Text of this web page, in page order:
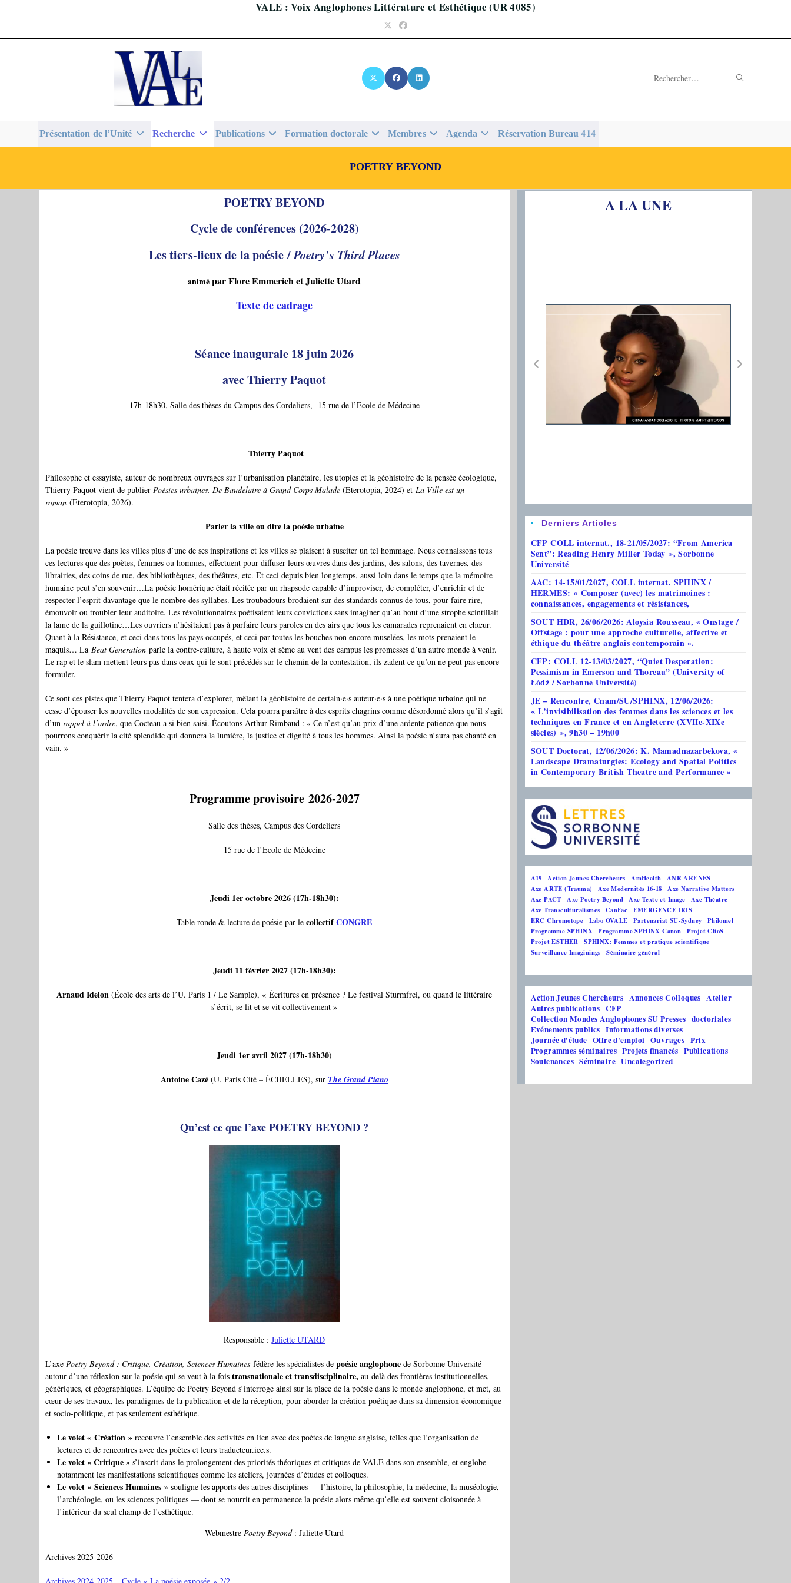
VALE : Voix Anglophones Littérature et Esthétique (UR 4085)
Rechercher
site
Présentation de l’Unité Recherche Publications Formation doctorale Membres Agenda Réservation Bureau 414
POETRY BEYOND
POETRY BEYOND
Cycle de conférences (2026-2028)
Les tiers-lieux de la poésie /Poetry’s Third Places
animépar Flore Emmerich et Juliette Utard
Texte de cadrage
Séance inaugurale 18 juin 2026
avec Thierry Paquot
17h-18h30, Salle des thèses du Campus des Cordeliers, 15 rue de l’Ecole de Médecine
Thierry Paquot
Philosophe et essayiste, auteur de nombreux ouvrages sur l’urbanisation planétaire, les utopies et la géohistoire de la pensée écologique,
Thierry Paquot vient de publier Poésies urbaines. De Baudelaire à Grand Corps Malade(Eterotopia, 2024) et La Ville est un
roman(Eterotopia, 2026).
Parler la ville ou dire la poésie urbaine
La poésie trouve dans les villes plus d’une de ses inspirations et les villes se plaisent à susciter un tel hommage. Nous connaissons tous
ces lectures que des poètes, femmes ou hommes, effectuent pour diffuser leurs œuvres dans des jardins, des salons, des tavernes, des
librairies, des coins de rue, des bibliothèques, des théâtres, etc. Et ceci depuis bien longtemps, aussi loin dans le temps que la mémoire
humaine peut s’en souvenir…La poésie homérique était récitée par un rhapsode capable d’improviser, de compléter, d’enrichir et de
respecter l’esprit davantage que le nombre des syllabes. Les troubadours brodaient sur des standards connus de tous, pour faire rire,
émouvoir ou troubler leur auditoire. Les révolutionnaires poétisaient leurs convictions sans imaginer qu’au bout d’une strophe scintillait
la lame de la guillotine…Les ouvriers n’hésitaient pas à parfaire leurs paroles en des airs que tous les camarades reprenaient en chœur.
Quant à la Résistance, et ceci dans tous les pays occupés, et ceci par toutes les bouches non encore muselées, les mots prenaient le
maquis… La Beat Generation parle la contre-culture, à haute voix et sème au vent des campus les promesses d’un autre monde à venir.
Le rap et le slam mettent leurs pas dans ceux qui le sont précédés sur le chemin de la contestation, ils zadent ce qu’on ne peut pas encore
formuler.
Ce sont ces pistes que Thierry Paquot tentera d’explorer, mêlant la géohistoire de certain·e·s auteur·e·s à une poétique urbaine qui ne
cesse d’épouser les nouvelles modalités de son expression. Cela pourra paraître à des esprits chagrins comme désordonné alors qu’il s’agit
d’un rappel à l’ordre, que Cocteau a si bien saisi. Écoutons Arthur Rimbaud : « Ce n’est qu’au prix d’une ardente patience que nous
pourrons conquérir la cité splendide qui donnera la lumière, la justice et dignité à tous les hommes. Ainsi la poésie n’aura pas chanté en
vain. »
Programme provisoire2026-2027
Salle des thèses, Campus des Cordeliers
15 rue de l’Ecole de Médecine
Jeudi 1er octobre 2026 (17h-18h30):
Table ronde & lecture de poésie par lecollectifCONGRE
Jeudi 11 février 2027 (17h-18h30):
Arnaud Idelon (École des arts de l’U. Paris 1 / Le Sample), « Écritures en présence ? Le festival Sturmfrei, ou quand le littéraire
s’écrit, se lit et se vit collectivement »
Jeudi 1er avril 2027 (17h-18h30)
Antoine Cazé(U. Paris Cité – ÉCHELLES), sur The Grand Piano
Qu’est ce que l’axe POETRY BEYOND ?
Responsable :Juliette UTARD
L’axe Poetry Beyond : Critique, Création, Sciences Humaines fédère les spécialistes depoésie anglophone de Sorbonne Université
autour d’une réflexion sur la poésie qui se veut à la foistransnationale et transdisciplinaire, au-delà des frontières institutionnelles,
génériques, et géographiques. L’équipe de Poetry Beyond s’interroge ainsi sur la place de la poésie dans le monde anglophone, et met, au
cœur de ses travaux, les paradigmes de la publication et de la réception, pour aborder la création poétique dans sa dimension économique
et socio-politique, et pas seulement esthétique.
Le volet « Création » recouvre l’ensemble des activités en lien avec des poètes de langue anglaise, telles que l’organisation de
lectures et de rencontres avec des poètes et leurs traducteur.ice.s.
Le volet « Critique » s’inscrit dans le prolongement des priorités théoriques et critiques de VALE dans son ensemble, et englobe
notamment les manifestations scientifiques comme les ateliers, journées d’études et colloques.
Le volet « Sciences Humaines » souligne les apports des autres disciplines — l’histoire, la philosophie, la médecine, la muséologie,
l’archéologie, ou les sciences politiques — dont se nourrit en permanence la poésie alors même qu’elle est souvent cloisonnée à
l’intérieur du seul champ de l’esthétique.
Webmestre Poetry Beyond : Juliette Utard
Archives 2025-2026
Archives 2024-2025 – Cycle « La poésie exposée » 2/2
A LA UNE
Derniers Articles
CFP COLL internat., 18-21/05/2027: “From America
Sent”: Reading Henry Miller Today », Sorbonne
Université
AAC: 14-15/01/2027, COLL internat. SPHINX /
HERMES: « Composer (avec) les matrimoines :
connaissances, engagements et résistances,
SOUT HDR, 26/06/2026: Aloysia Rousseau, « Onstage /
Offstage : pour une approche culturelle, affective et
éthique du théâtre anglais contemporain ».
CFP: COLL 12-13/03/2027, “Quiet Desperation:
Pessimism in Emerson and Thoreau” (University of
Łódź / Sorbonne Université)
JE – Rencontre, Cnam/SU/SPHINX, 12/06/2026:
« L’invisibilisation des femmes dans les sciences et les
techniques en France et en Angleterre (XVIIe-XIXe
siècles) », 9h30 – 19h00
SOUT Doctorat, 12/06/2026: K. Mamadnazarbekova, «
Landscape Dramaturgies: Ecology and Spatial Politics
in Contemporary British Theatre and Performance »
A19 Action Jeunes Chercheurs AmHealth
ANR ARENES
Axe ARTE (Trauma)
Axe Modernités 16-18
Axe Narrative Matters
Axe PACT
Axe Poetry Beyond Axe Texte et Image
Axe Théâtre
Axe Transculturalismes
CanFac
EMERGENCE IRIS
ERC Chromotope
Labo OVALE Partenariat SU-Sydney
Philomel
Programme SPHINX Programme SPHINX Canon
Projet ClioS
Projet ESTHER
SPHINX: Femmes et pratique scientifique
Surveillance Imaginings
Séminaire général
Action Jeunes Chercheurs Annonces Colloques Atelier
Autres publications CFP
Collection Mondes Anglophones SU Presses doctoriales
Evénements publics Informations diverses
Journée d'étude Offre d'emploi Ouvrages Prix
Programmes séminaires Projets financés Publications
Soutenances Séminaire Uncategorized